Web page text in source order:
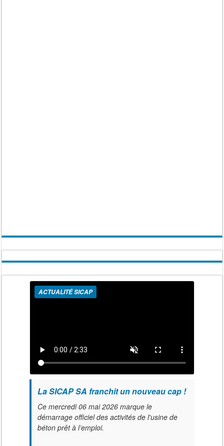
ACTUALITÉ SICAP
La SICAP SA franchit un nouveau cap !
Ce mercredi 06 mai 2026 marque le
démarrage officiel des activités de l'usine de
béton prêt à l’emploi.